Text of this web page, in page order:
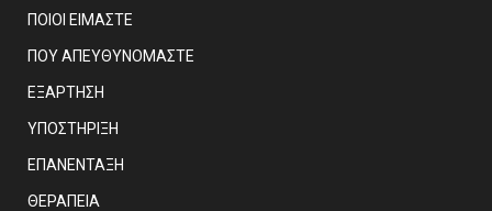
ΠΟΙΟΙ ΕΙΜΑΣΤE
ΠΟΥ ΑΠΕΥΘΥΝΟΜΑΣΤΕ
ΕΞΑΡΤΗΣΗ
ΥΠΟΣΤΗΡΙΞΗ
ΕΠΑΝΕΝΤΑΞΗ
ΘΕΡΑΠΕΙΑ